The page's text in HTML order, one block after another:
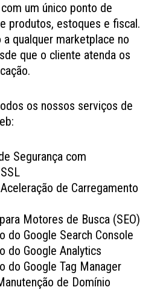
um único ponto de
produtos, estoques e fiscal.
qualquer marketplace no
que o cliente atenda os
os nossos serviços de
Segurança com
de Carregamento
Motores de Busca (SEO)
do Google Search Console
do Google Analytics
do Google Tag Manager
de Domínio